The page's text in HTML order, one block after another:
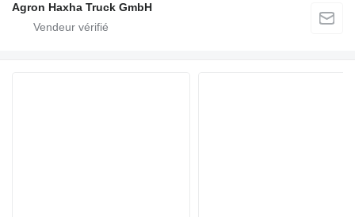
Agron Haxha Truck GmbH